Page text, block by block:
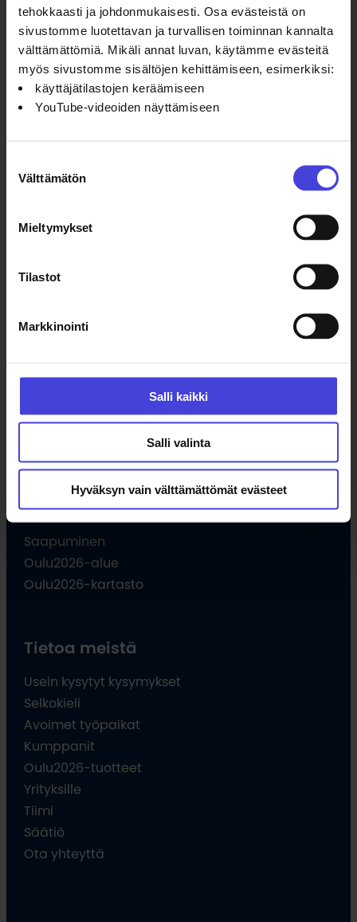
tehokkaasti ja johdonmukaisesti. Osa evästeistä on
sivustomme luotettavan ja turvallisen toiminnan kannalta
välttämättömiä. Mikäli annat luvan, käytämme evästeitä
myös sivustomme sisältöjen kehittämiseen, esimerkiksi:
käyttäjätilastojen keräämiseen
YouTube-videoiden näyttämiseen
valinta
Välttämätön
Mieltymykset
Tilastot
Markkinointi
Salli kaikki
Salli valinta
Hyväksyn vain välttämättömät evästeet
Oulu2026 Info
Kauppurienkatu 10
Kauppakeskus Pekuri 2krs
info@oulu2026.eu
Ajankohtaista
Ohjelma
Ohjelmahaku
Tule vapaaehtoiseksi
Hankkeet
Vieraile
Saapuminen
Oulu2026-alue
Oulu2026-kartasto
Tietoa meistä
Usein kysytyt kysymykset
Selkokieli
Avoimet työpaikat
Kumppanit
Oulu2026-tuotteet
Yrityksille
Tiimi
Säätiö
Ota yhteyttä